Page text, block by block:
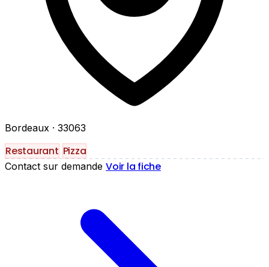
Bordeaux · 33063
Restaurant Pizza
Contact sur demande Voir la fiche